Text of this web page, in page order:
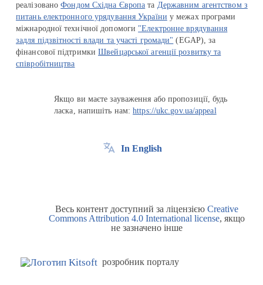
реалізованоФондом Східна Європа та Державним агентством з
питань електронного урядування України у межах програми
міжнародної технічної допомоги "Електронне врядування
задля підзвітності влади та участі громади" (EGAP), за
фінансової підтримкиШвейцарської агенції розвитку та
співробітництва
Якщо ви маєте зауваження або пропозиції, будь
ласка, напишіть нам:https://ukc.gov.ua/appeal
In English
Весь контент доступний за ліцензією Creative
Commons Attribution 4.0 International license, якщо
не зазначено інше
розробник порталу